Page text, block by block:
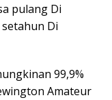
pulang Di
Di
99,9%
Amateur